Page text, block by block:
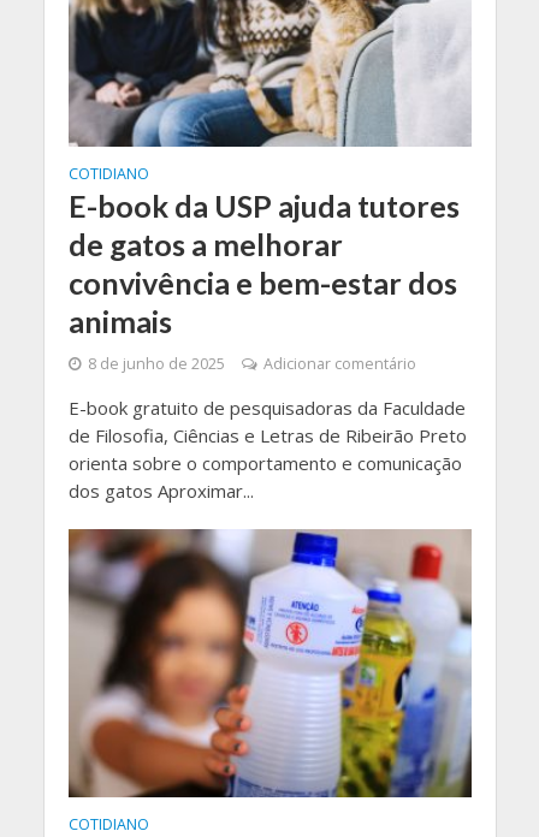
COTIDIANO
E-book da USP ajuda tutores
de gatos a melhorar
convivência e bem-estar dos
animais
8 de junho de 2025 Adicionar comentário
E-book gratuito de pesquisadoras da Faculdade
de Filosofia, Ciências e Letras de Ribeirão Preto
orienta sobre o comportamento e comunicação
dos gatos Aproximar...
COTIDIANO